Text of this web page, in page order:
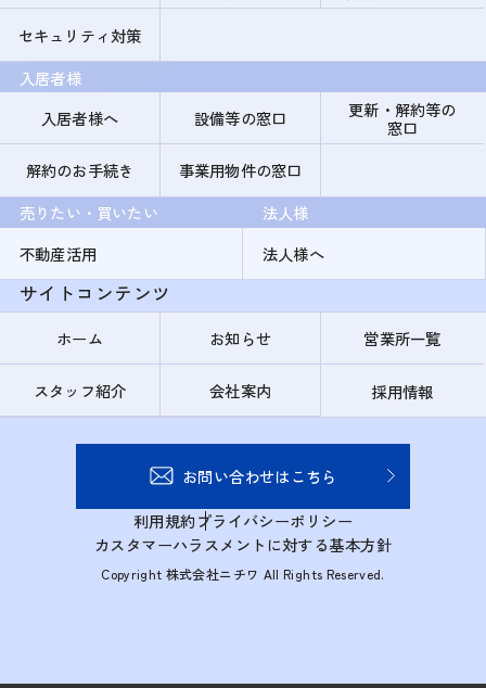
セキュリティ対策
入居者様
入居者様へ
設備等の窓口
更新・解約等の
窓口
解約のお手続き
事業用物件の窓口
売りたい・買いたい
不動産活用
法人様
法人様へ
サイトコンテンツ
ホーム お知らせ 営業所一覧
スタッフ紹介 会社案内 採用情報
お問い合わせはこちら
利用規約プライバシーポリシー
カスタマーハラスメントに対する基本方針
Copyright 株式会社ニチワ All Rights Reserved.